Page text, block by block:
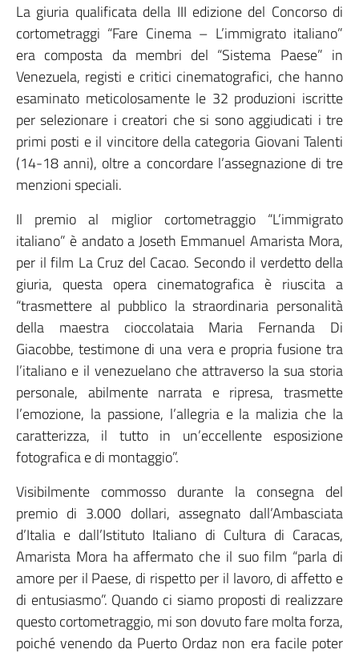
La giuria qualificata della III edizione del Concorso di
cortometraggi “Fare Cinema – L’immigrato italiano”
era composta da membri del “Sistema Paese” in
Venezuela, registi e critici cinematografici, che hanno
esaminato meticolosamente le 32 produzioni iscritte
per selezionare i creatori che si sono aggiudicati i tre
primi posti e il vincitore della categoria Giovani Talenti
(14-18 anni), oltre a concordare l’assegnazione di tre
menzioni speciali.
Il premio al miglior cortometraggio “L’immigrato
italiano” è andato a Joseth Emmanuel Amarista Mora,
per il film La Cruz del Cacao. Secondo il verdetto della
giuria, questa opera cinematografica è riuscita a
“trasmettere al pubblico la straordinaria personalità
della maestra cioccolataia Maria Fernanda Di
Giacobbe, testimone di una vera e propria fusione tra
l’italiano e il venezuelano che attraverso la sua storia
personale, abilmente narrata e ripresa, trasmette
l’emozione, la passione, l’allegria e la malizia che la
caratterizza, il tutto in un’eccellente esposizione
fotografica e di montaggio”.
Visibilmente commosso durante la consegna del
premio di 3.000 dollari, assegnato dall’Ambasciata
d’Italia e dall’Istituto Italiano di Cultura di Caracas,
Amarista Mora ha affermato che il suo film “parla di
amore per il Paese, di rispetto per il lavoro, di affetto e
di entusiasmo”. Quando ci siamo proposti di realizzare
questo cortometraggio, mi son dovuto fare molta forza,
poiché venendo da Puerto Ordaz non era facile poter